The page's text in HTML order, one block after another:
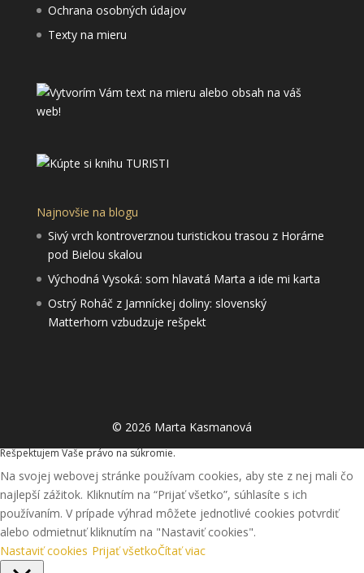
Ochrana osobných údajov
Texty na mieru
Najnovšie na blogu
Sivý vrch kontroverznou turistickou trasou z Horárne
pod Bielou skalou
Východná Vysoká: som hlavatá Marta a ide mi karta
Ostrý Roháč z Jamníckej doliny: slovenský
Matterhorn vzbudzuje rešpekt
© 2026 Marta Kasmanová
Rešpektujem Vaše právo na súkromie.
Na svojej webovej stránke používam cookies, aby ste z nej mali čo
najlepší zážitok. Kliknutím na “Prijať všetko”, súhlasíte s ich
používaním. V prípade výhrad môžete jednotlivé cookies potvrdiť
alebo odmietnuť kliknutím na "Nastaviť cookies".
Nastaviť cookies Prijať všetkoČítať viac